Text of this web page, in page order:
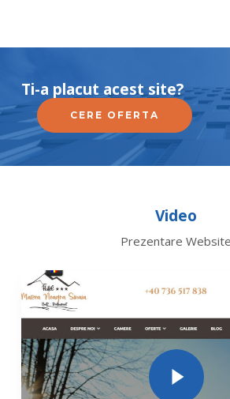
Ti-a placut acest site?
CERE OFERTA
Video
Prezentare Website
Play Video